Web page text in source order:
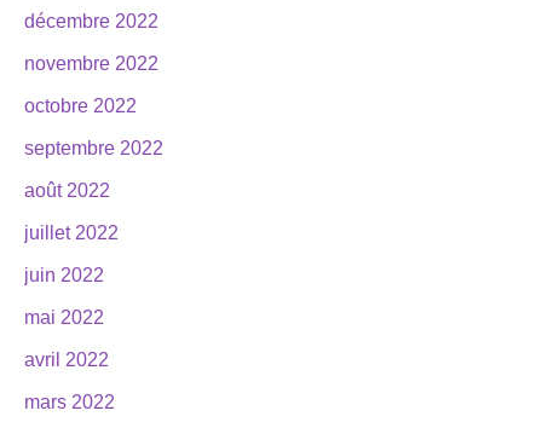
décembre 2022
novembre 2022
octobre 2022
septembre 2022
août 2022
juillet 2022
juin 2022
mai 2022
avril 2022
mars 2022